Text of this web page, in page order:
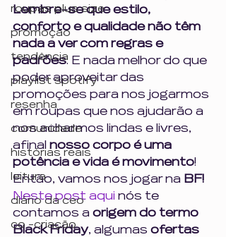
roupas plus size
promoção
tendência
playlist spotify
resenha
comunidade
histórias reais
leitura
diário da ceo
co -criação
Lembre-se que estilo,
conforto e qualidade não têm
nada a ver com regras e
padrões. E nada melhor do que
poder aproveitar das
promoções para nos jogarmos
em roupas que nos ajudarão a
nos acharmos lindas e livres,
afinal nosso corpo é uma
potência e vida é movimento!
Então, vamos nos jogar na BF!
Neste post aqui nós te
contamos a origem do termo
Black Friday, algumas ofertas